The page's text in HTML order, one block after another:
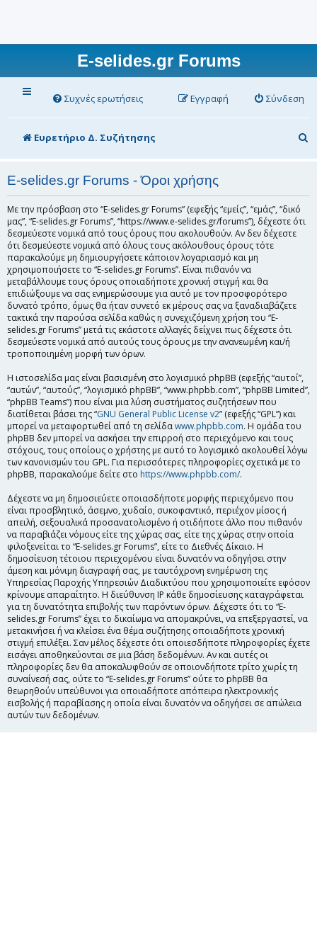
E-selides.gr Forums
Συχνές ερωτήσεις Σύνδεση
Εγγραφή
Ευρετήριο Δ. Συζήτησης
ν
ζ
E-selides.gr Forums - Όροι χρήσης
Με την πρόσβαση στο “E-selides.gr Forums” (εφεξής “εμείς”, “εμάς”, “δικό
μας”, “E-selides.gr Forums”, “https://www.e-selides.gr/forums”), δέχεστε ότι
δεσμεύεστε νομικά από τους όρους που ακολουθούν. Αν δεν δέχεστε
ότι δεσμεύεστε νομικά από όλους τους ακόλουθους όρους τότε
παρακαλούμε μη δημιουργήσετε κάποιον λογαριασμό και μη
χρησιμοποιήσετε το “E-selides.gr Forums”. Είναι πιθανόν να
μεταβάλλουμε τους όρους οποιαδήποτε χρονική στιγμή και θα
επιδιώξουμε να σας ενημερώσουμε για αυτό με τον προσφορότερο
δυνατό τρόπο, όμως θα ήταν συνετό εκ μέρους σας να ξαναδιαβάζετε
τακτικά την παρούσα σελίδα καθώς η συνεχιζόμενη χρήση του “E-
selides.gr Forums” μετά τις εκάστοτε αλλαγές δείχνει πως δέχεστε ότι
δεσμεύεστε νομικά από αυτούς τους όρους με την ανανεωμένη και/ή
τροποποιημένη μορφή των όρων.
Η ιστοσελίδα μας είναι βασισμένη στο λογισμικό phpBB (εφεξής “αυτοί”,
“αυτών”, “αυτούς”, “λογισμικό phpBB”, “www.phpbb.com”, “phpBB Limited”,
“phpBB Teams”) που είναι μια λύση συστήματος συζητήσεων που
διατίθεται βάσει της “GNU General Public License v2” (εφεξής “GPL”) και
μπορεί να μεταφορτωθεί από τη σελίδαwww.phpbb.com. Η ομάδα του
phpBB δεν μπορεί να ασκήσει την επιρροή στο περιεχόμενο και τους
στόχους, τους οποίους ο χρήστης με αυτό το λογισμικό ακολουθεί λόγω
των κανονισμών του GPL. Για περισσότερες πληροφορίες σχετικά με το
phpBB, παρακαλούμε δείτε στο https://www.phpbb.com/.
Δέχεστε να μη δημοσιεύετε οποιασδήποτε μορφής περιεχόμενο που
είναι προσβλητικό, άσεμνο, χυδαίο, συκοφαντικό, περιέχον μίσος ή
απειλή, σεξουαλικά προσανατολισμένο ή οτιδήποτε άλλο που πιθανόν
να παραβιάζει νόμους είτε της χώρας σας, είτε της χώρας στην οποία
φιλοξενείται το “E-selides.gr Forums”, είτε το Διεθνές Δίκαιο. Η
δημοσίευση τέτοιου περιεχομένου είναι δυνατόν να οδηγήσει στην
άμεση και μόνιμη διαγραφή σας, με ταυτόχρονη ενημέρωση της
Υπηρεσίας Παροχής Υπηρεσιών Διαδικτύου που χρησιμοποιείτε εφόσον
κρίνουμε απαραίτητο. Η διεύθυνση IP κάθε δημοσίευσης καταγράφεται
για τη δυνατότητα επιβολής των παρόντων όρων. Δέχεστε ότι το “E-
selides.gr Forums” έχει το δικαίωμα να απομακρύνει, να επεξεργαστεί, να
μετακινήσει ή να κλείσει ένα θέμα συζήτησης οποιαδήποτε χρονική
στιγμή επιλέξει. Σαν μέλος δέχεστε ότι οποιεσδήποτε πληροφορίες έχετε
εισάγει αποθηκεύονται σε μια βάση δεδομένων. Αν και αυτές οι
πληροφορίες δεν θα αποκαλυφθούν σε οποιονδήποτε τρίτο χωρίς τη
συναίνεσή σας, ούτε το “E-selides.gr Forums” ούτε το phpBB θα
θεωρηθούν υπεύθυνοι για οποιαδήποτε απόπειρα ηλεκτρονικής
εισβολής ή παραβίασης η οποία είναι δυνατόν να οδηγήσει σε απώλεια
αυτών των δεδομένων.